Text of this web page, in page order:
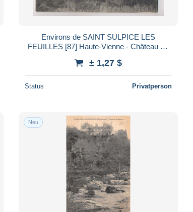
Environs de SAINT SULPICE LES
FEUILLES [87] Haute-Vienne - Château de
± 1,27 $
Status Privatperson
Neu